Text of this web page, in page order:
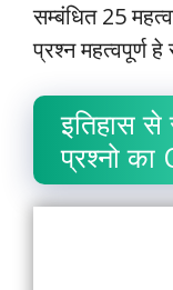
सम्बंधित 25
प्रश्न महत्वपूर्ण
इतिहास से
प्रश्नो